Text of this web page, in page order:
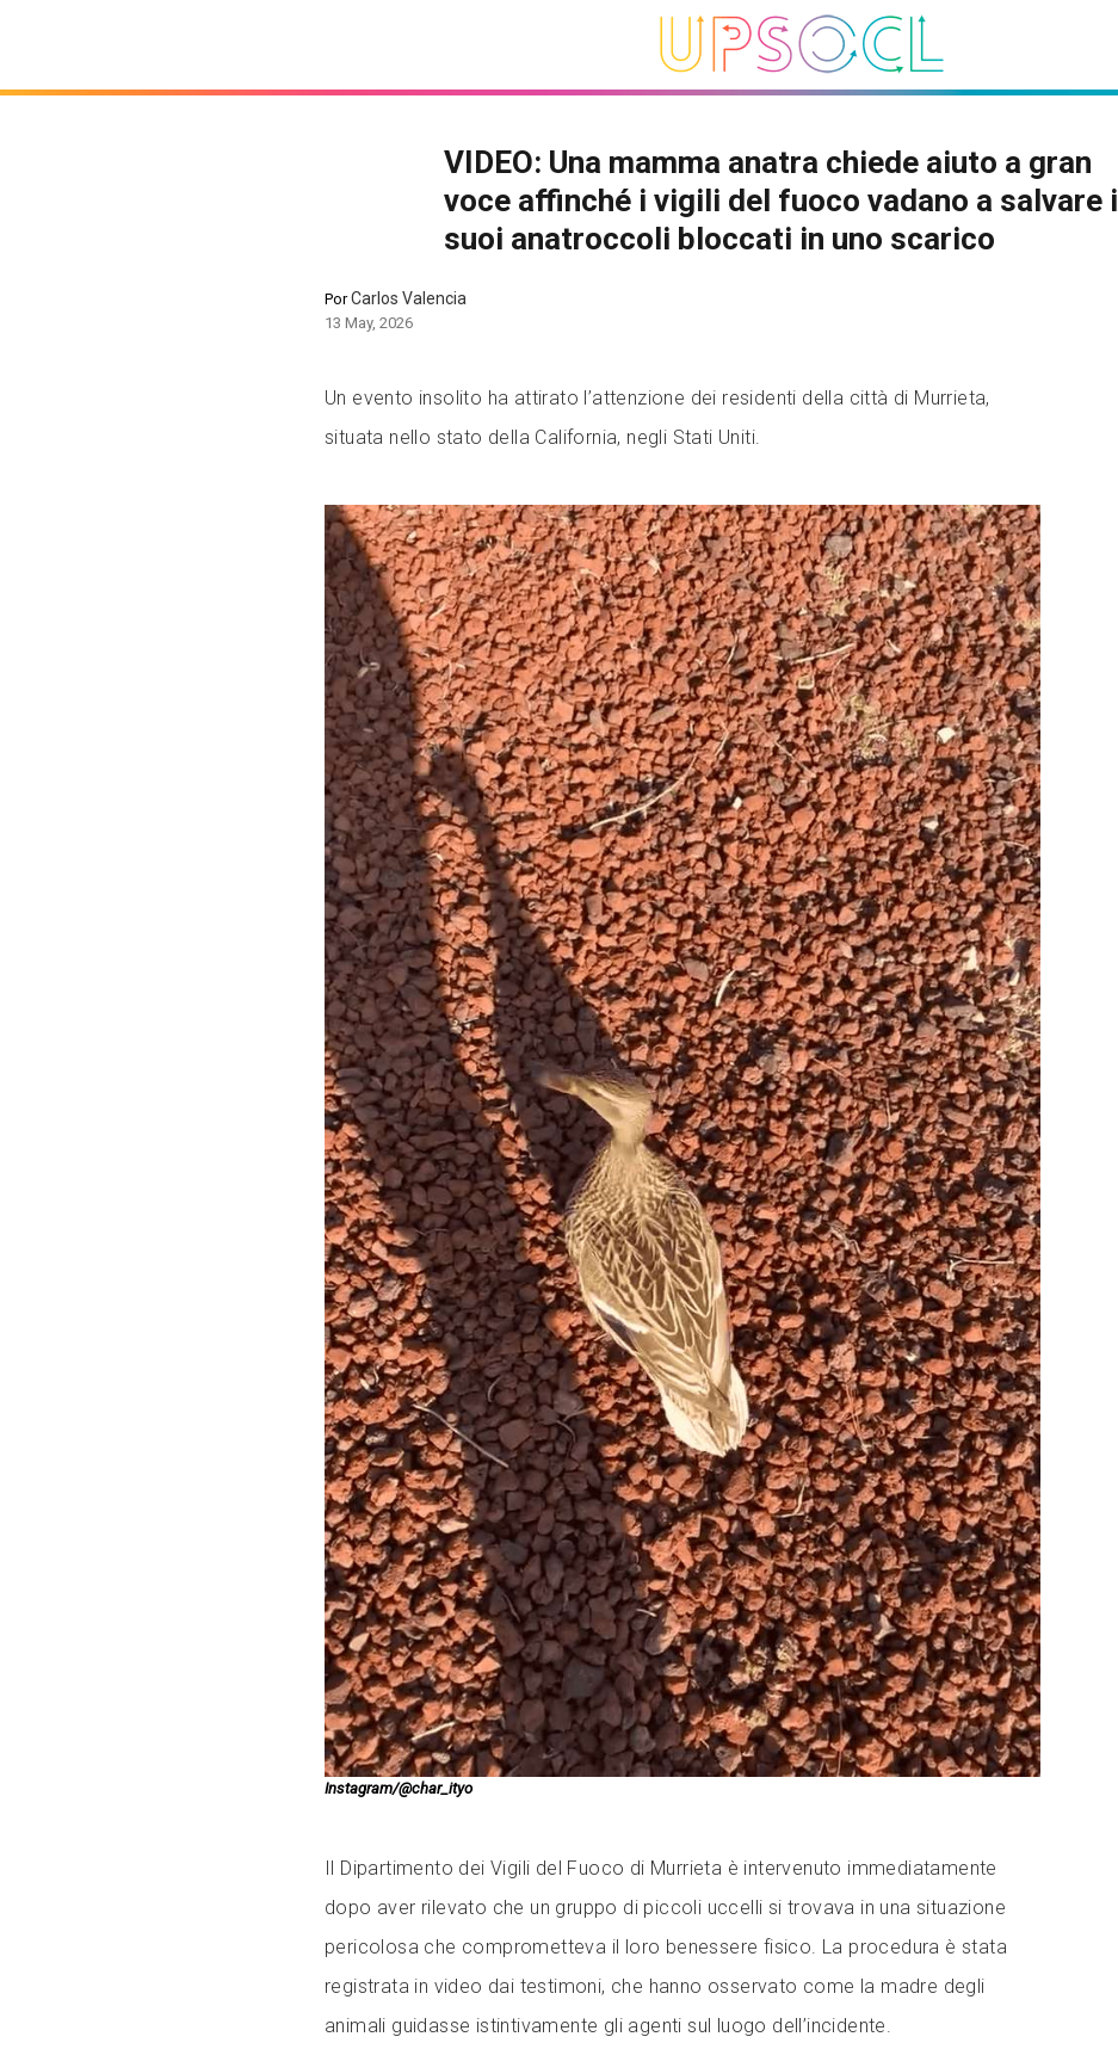
VIDEO: Una mamma anatra chiede aiuto a gran
voce affinché i vigili del fuoco vadano a salvare i
suoi anatroccoli bloccati in uno scarico
PorCarlos Valencia
13 May, 2026
Un evento insolito ha attirato l’attenzione dei residenti della città di Murrieta,
situata nello stato della California, negli Stati Uniti.
Instagram/@char_ityo
Il Dipartimento dei Vigili del Fuoco di Murrieta è intervenuto immediatamente
dopo aver rilevato che un gruppo di piccoli uccelli si trovava in una situazione
pericolosa che comprometteva il loro benessere fisico. La procedura è stata
registrata in video dai testimoni, che hanno osservato come la madre degli
animali guidasse istintivamente gli agenti sul luogo dell’incidente.